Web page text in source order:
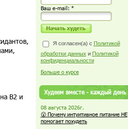
В2 и
Ваш е-mail: *
Я согласен(а) с Политикой
обработки данных и Политикой
конфиденциальности
Больше о курсе
Худеем вместе - каждый день
08 августа 2026г.
😮 Почему интуитивное питание НЕ
помогает похудеть